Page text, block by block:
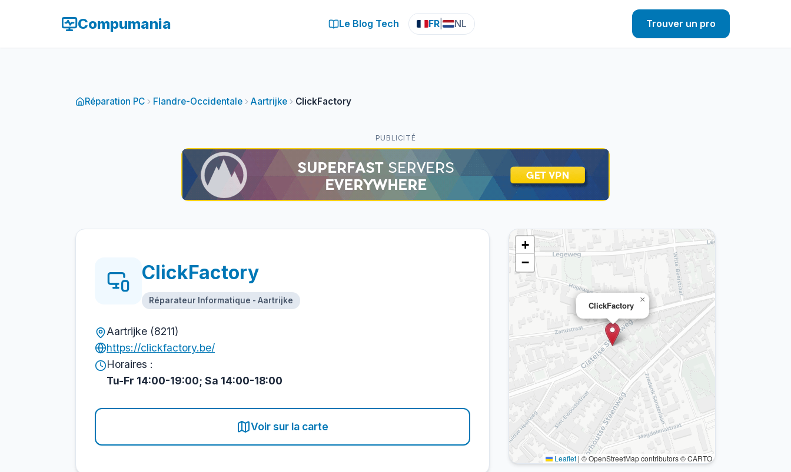
Compumania Le Blog Tech FR NL Trouver un pro
Réparation PC Flandre-Occidentale Aartrijke ClickFactory
PUBLICITÉ
ClickFactory
Réparateur Informatique - Aartrijke
Aartrijke (8211)
https://clickfactory.be/
Horaires :
Tu-Fr 14:00-19:00; Sa 14:00-18:00
Voir sur la carte
ClickFactory
×
+
−
Leaflet | © OpenStreetMap contributors © CARTO